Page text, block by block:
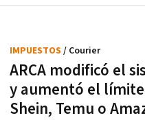
ARCA modificó el
y aumentó el
Shein, Temu o
IMPUESTOS / Courier